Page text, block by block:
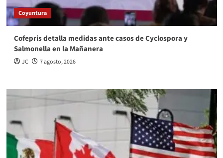
Coyuntura
Cofepris detalla medidas ante casos de Cyclospora y
Salmonella en la Mañanera
JC 7 agosto, 2026